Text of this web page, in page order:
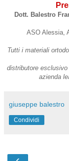
Dott. Balestro
ASO Alessia,
Tutti i materiali
distributore esclusivo
azienda
giuseppe balestro
Condividi